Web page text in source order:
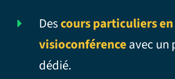
Descours particuliers en
visioconférence avec un
dédié.